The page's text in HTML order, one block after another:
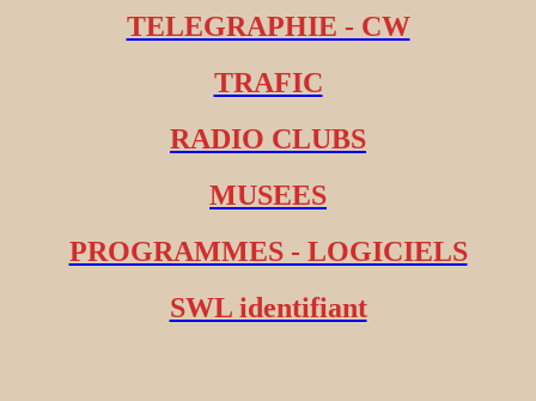
TELEGRAPHIE - CW
TRAFIC
RADIO CLUBS
MUSEES
PROGRAMMES - LOGICIELS
SWL identifiant